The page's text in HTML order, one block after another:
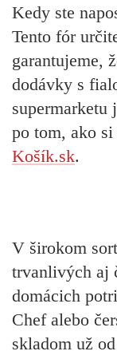
Kedy ste
Tento fór
garantujeme,
dodávky s
po tom, ako
Košík.sk.
V širokom
trvanlivých aj
domácich
Chef alebo
skladom už